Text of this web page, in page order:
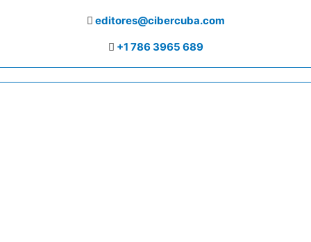
editores@cibercuba.com
+1 786 3965 689